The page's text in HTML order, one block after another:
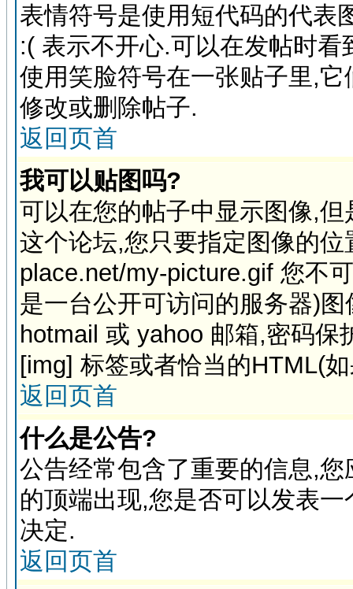
表情符号是使用短代码的代表
:( 表示不开心.可以在发帖时
使用笑脸符号在一张贴子里,
修改或删除帖子.
返回页首
我可以贴图吗?
可以在您的帖子中显示图像,
这个论坛,您只要指定图像的
place.net/my-picture.gif 您不
是一台公开可访问的服务器)
hotmail 或 yahoo 邮箱,密码
[img] 标签或者恰当的HTML(
返回页首
什么是公告?
公告经常包含了重要的信息,
的顶端出现,您是否可以发表
决定.
返回页首